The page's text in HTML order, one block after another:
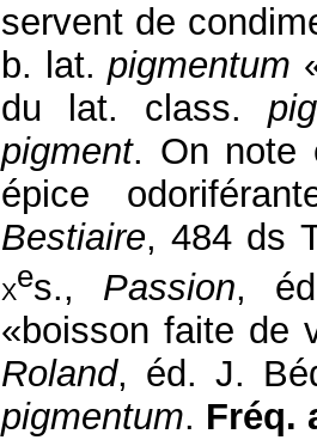
servent de
b. lat. pigmentum
du lat. class.
pigment. On note
épice
Bestiaire, 484 ds
xes., Passion,
«boisson faite de
Roland, éd. J.
pigmentum. Fréq.